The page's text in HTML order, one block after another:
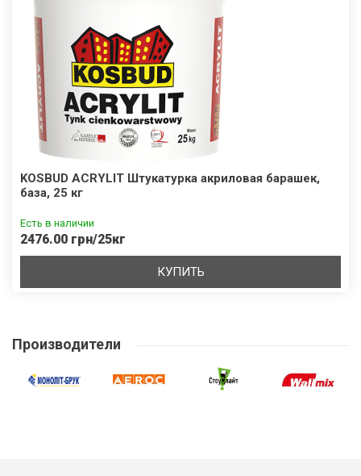
KOSBUD ACRYLIT Штукатурка акриловая барашек,
база, 25 кг
Есть в наличии
2476.00 грн/25кг
КУПИТЬ
Производители